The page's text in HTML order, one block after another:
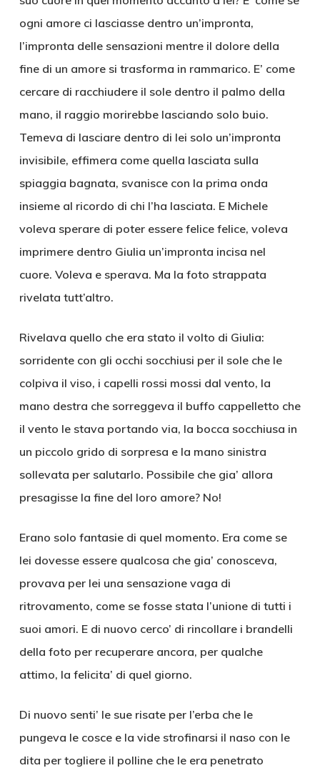
ogni amore ci lasciasse dentro un’impronta,
l’impronta delle sensazioni mentre il dolore della
fine di un amore si trasforma in rammarico. E’ come
cercare di racchiudere il sole dentro il palmo della
mano, il raggio morirebbe lasciando solo buio.
Temeva di lasciare dentro di lei solo un’impronta
invisibile, effimera come quella lasciata sulla
spiaggia bagnata, svanisce con la prima onda
insieme al ricordo di chi l’ha lasciata. E Michele
voleva sperare di poter essere felice felice, voleva
imprimere dentro Giulia un’impronta incisa nel
cuore. Voleva e sperava. Ma la foto strappata
rivelata tutt’altro.
Rivelava quello che era stato il volto di Giulia:
sorridente con gli occhi socchiusi per il sole che le
colpiva il viso, i capelli rossi mossi dal vento, la
mano destra che sorreggeva il buffo cappelletto che
il vento le stava portando via, la bocca socchiusa in
un piccolo grido di sorpresa e la mano sinistra
sollevata per salutarlo. Possibile che gia’ allora
presagisse la fine del loro amore? No!
Erano solo fantasie di quel momento. Era come se
lei dovesse essere qualcosa che gia’ conosceva,
provava per lei una sensazione vaga di
ritrovamento, come se fosse stata l’unione di tutti i
suoi amori. E di nuovo cerco’ di rincollare i brandelli
della foto per recuperare ancora, per qualche
attimo, la felicita’ di quel giorno.
Di nuovo senti’ le sue risate per l’erba che le
pungeva le cosce e la vide strofinarsi il naso con le
dita per togliere il polline che le era penetrato